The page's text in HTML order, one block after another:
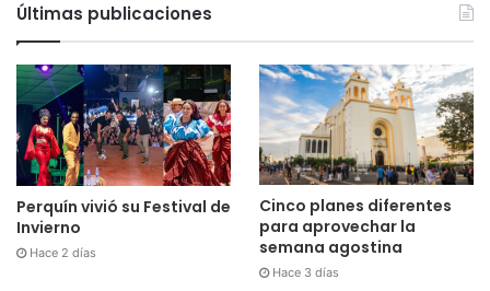
Últimas publicaciones
Perquín vivió su Festival de
Invierno
Hace 2 días
Cinco planes diferentes
para aprovechar la
semana agostina
Hace 3 días